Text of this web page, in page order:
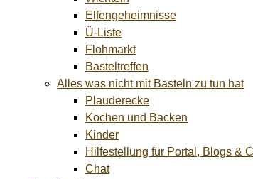
Elfengeheimnisse
Ü-Liste
Flohmarkt
Basteltreffen
Alles was nicht mit Basteln zu tun hat
Plauderecke
Kochen und Backen
Kinder
Hilfestellung für Portal, Blogs &
Chat